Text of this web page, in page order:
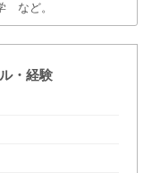
など。
・経験